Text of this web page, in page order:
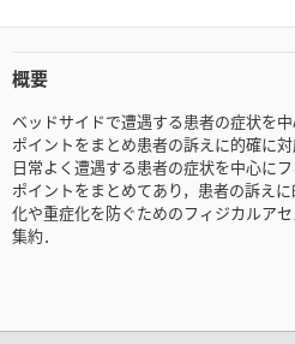
概要
ベッドサイドで遭遇する患者の症状を
ポイントをまとめ患者の訴えに的確に対
日常よく遭遇する患者の症状を中心に
ポイントをまとめてあり，患者の訴え
化や重症化を防ぐためのフィジカルア
集約．